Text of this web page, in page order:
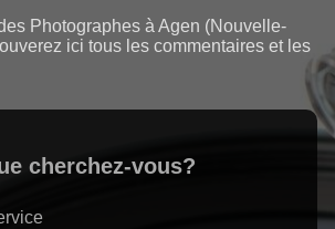
Photographes à Agen (Nouvelle-
ici tous les commentaires et les
cherchez-vous?